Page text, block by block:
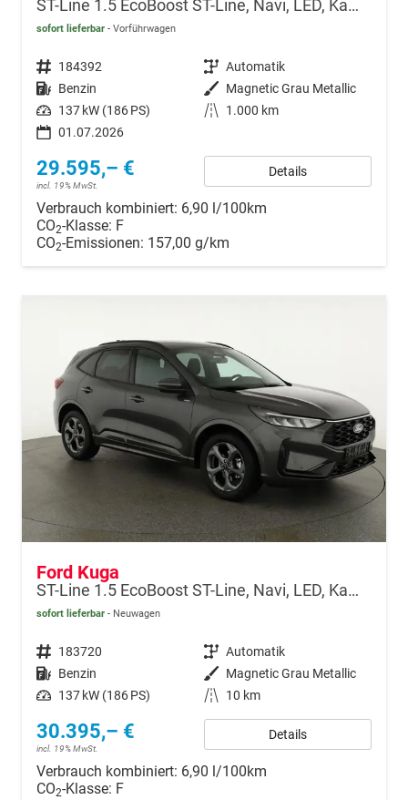
ST-Line 1.5 EcoBoost ST-Line, Navi, LED, Kamera, Winter, FS beheizbar
sofort lieferbar Vorführwagen
Fahrzeugnr. 184392 Getriebe Automatik
Kraftstoff Benzin Außenfarbe Magnetic Grau Metallic
Leistung 137 kW (186 PS) Kilometerstand
1.000 km
01.07.2026
29.595,– €
incl. 19% MwSt.
Details
Verbrauch kombiniert: 6,90 l/100km
CO2-Klasse: F
CO2-Emissionen: 157,00 g/km
Ford Kuga
ST-Line 1.5 EcoBoost ST-Line, Navi, LED, Kamera, Winter, FS beheizbar
sofort lieferbar Neuwagen
Fahrzeugnr. 183720 Getriebe Automatik
Kraftstoff Benzin Außenfarbe Magnetic Grau Metallic
Leistung 137 kW (186 PS) Kilometerstand 10 km
30.395,– €
incl. 19% MwSt.
Details
Verbrauch kombiniert: 6,90 l/100km
CO2-Klasse: F